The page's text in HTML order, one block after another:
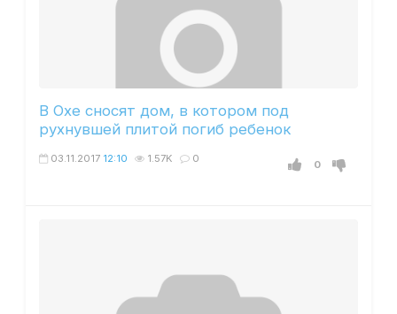
В Охе сносят дом, в котором под
рухнувшей плитой погиб ребенок
0
03.11.2017 12:10 1.57K 0